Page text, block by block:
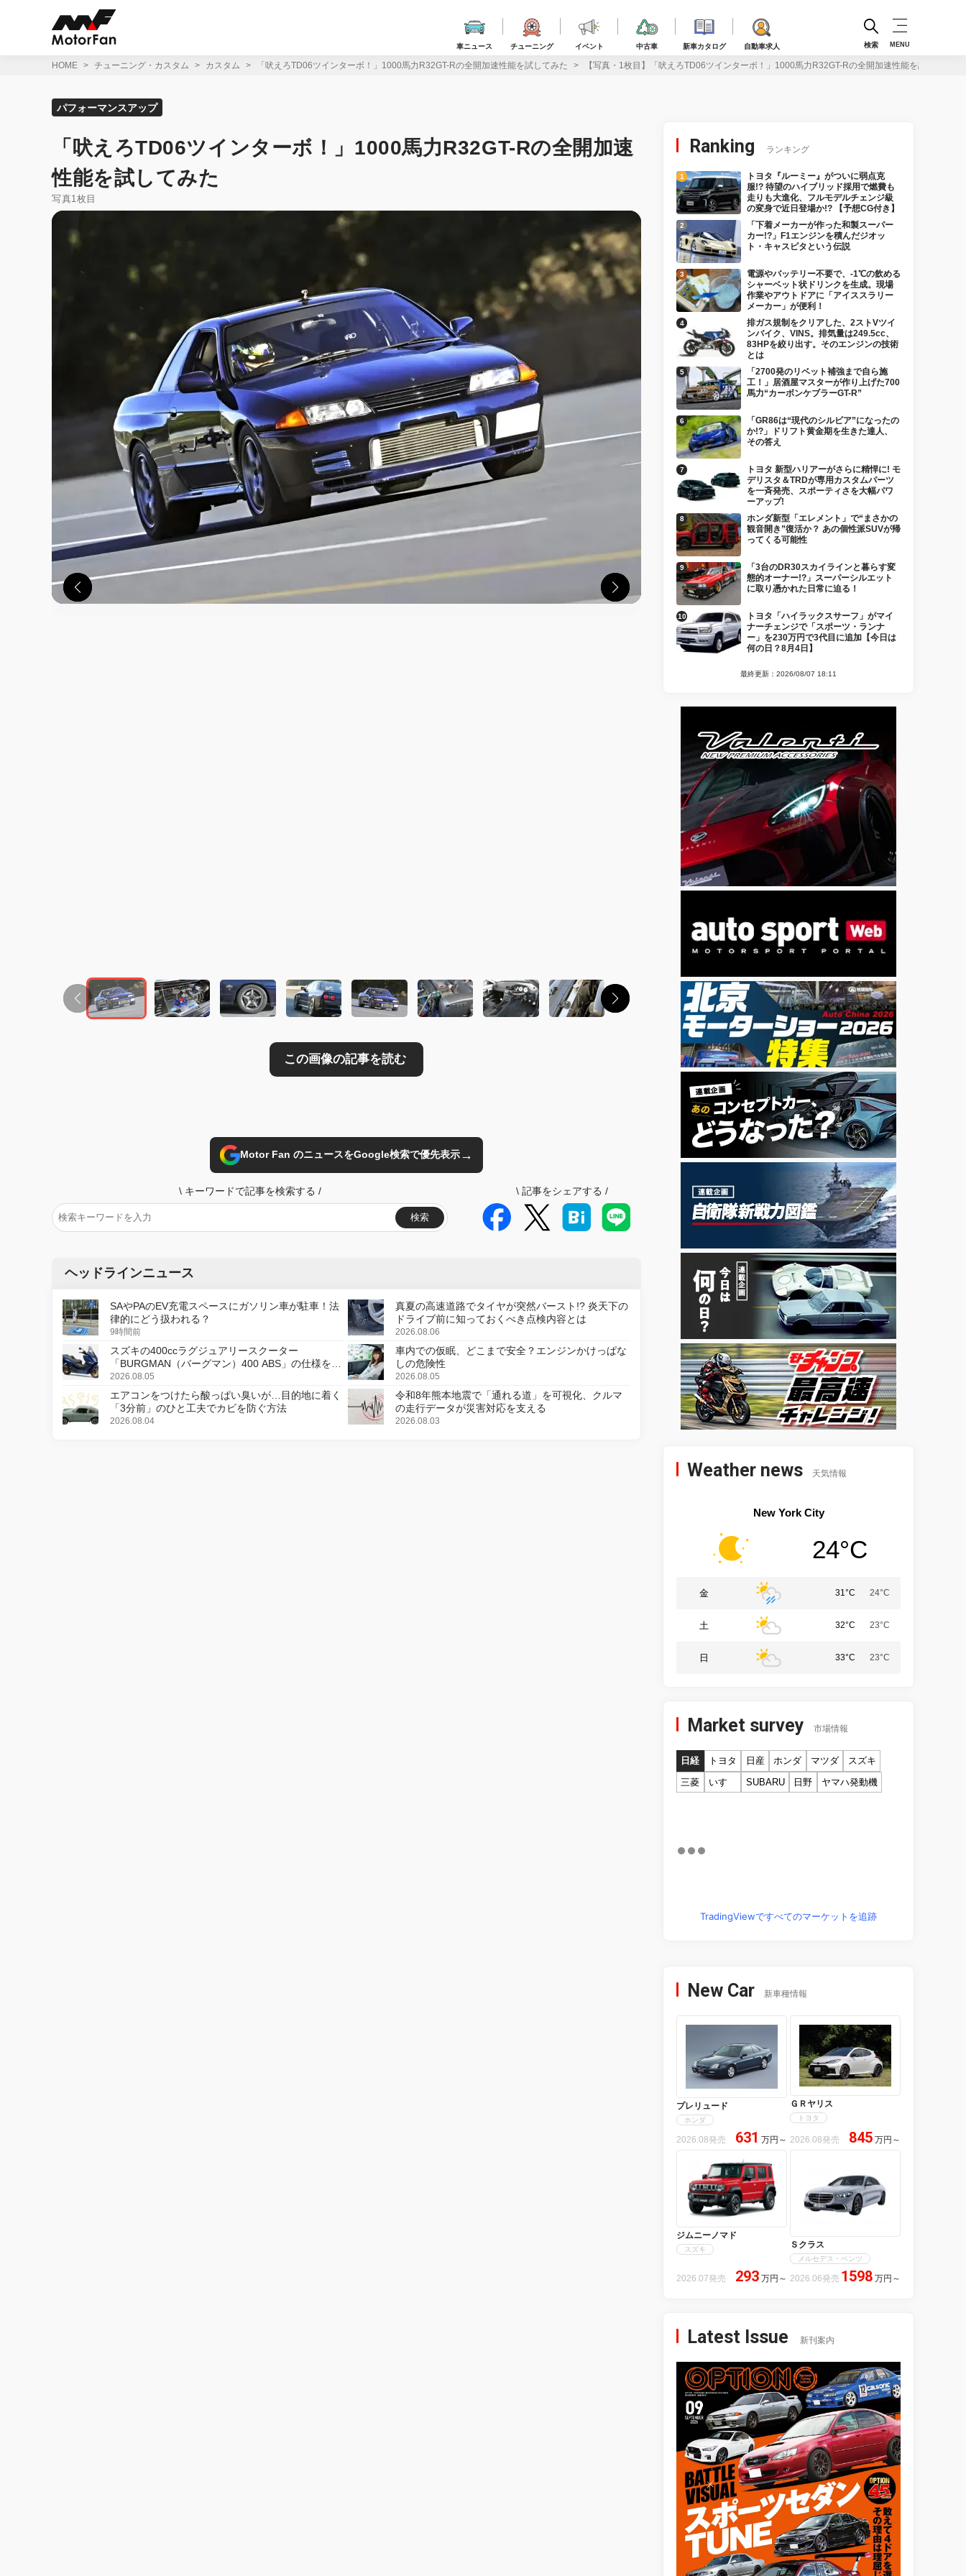
車ニュース チューニング イベント 中古車 新車カタログ 自動車求人 検索 MENU
HOME チューニング・カスタム カスタム 「吠えろTD06ツインターボ！」1000馬力R32GT-Rの全開加速性能を試してみた 【写真・1枚目】「吠えろTD06ツインターボ！」1000馬力R32GT-Rの全開加速性能を試してみた
パフォーマンスアップ
「吠えろTD06ツインターボ！」1000馬力R32GT-Rの全開加速
性能を試してみた
写真1枚目
Motor Fan のニュースをGoogle検索で優先表示→
\ キーワードで記事を検索する /
検索
\ 記事をシェアする /
ヘッドラインニュース
SAやPAのEV充電スペースにガソリン車が駐車！法
律的にどう扱われる？
9時間前
真夏の高速道路でタイヤが突然バースト!? 炎天下の
ドライブ前に知っておくべき点検内容とは
2026.08.06
スズキの400ccラグジュアリースクーター
「BURGMAN（バーグマン）400 ABS」の仕様を変
更し、8月18日に発売
2026.08.05
車内での仮眠、どこまで安全？エンジンかけっぱな
しの危険性
2026.08.05
エアコンをつけたら酸っぱい臭いが…目的地に着く
「3分前」のひと工夫でカビを防ぐ方法
2026.08.04
令和8年熊本地震で「通れる道」を可視化、クルマ
の走行データが災害対応を支える
2026.08.03
Ranking ランキング
トヨタ『ルーミー』がついに弱点克
服!? 待望のハイブリッド採用で燃費も
走りも大進化、フルモデルチェンジ級
の変身で近日登場か!? 【予想CG付き】
「下着メーカーが作った和製スーパー
カー!?」F1エンジンを積んだジオッ
ト・キャスピタという伝説
電源やバッテリー不要で、-1℃の飲める
シャーベット状ドリンクを生成。現場
作業やアウトドアに「アイススラリー
メーカー」が便利！
排ガス規制をクリアした、2ストVツイ
ンバイク、VINS。排気量は249.5cc、
83HPを絞り出す。そのエンジンの技術
とは
「2700発のリベット補強まで自ら施
工！」居酒屋マスターが作り上げた700
馬力“カーボンケブラーGT-R”
「GR86は“現代のシルビア”になったの
か!?」ドリフト黄金期を生きた達人、
その答え
トヨタ 新型ハリアーがさらに精悍に! モ
デリスタ＆TRDが専用カスタムパーツ
を一斉発売、スポーティさを大幅パワ
ーアップ!
ホンダ新型「エレメント」で“まさかの
観音開き”復活か？ あの個性派SUVが帰
ってくる可能性
「3台のDR30スカイラインと暮らす変
態的オーナー!?」スーパーシルエット
に取り憑かれた日常に迫る！
トヨタ「ハイラックスサーフ」がマイ
ナーチェンジで「スポーツ・ランナ
ー」を230万円で3代目に追加【今日は
何の日？8月4日】
最終更新：2026/08/07 18:11
Weather news 天気情報
New York City
24°C
金 31°C 24°C
土 32°C 23°C
日 33°C 23°C
Market survey 市場情報
日経 トヨタ 日産 ホンダ マツダ
スズキ
三菱
いすゞ SUBARU 日野 ヤマハ発動機
TradingViewですべてのマーケットを追跡
New Car 新車種情報
プレリュード
ホンダ
2026.08発売 631 万円 ～
ＧＲヤリス
トヨタ
2026.08発売 845 万円 ～
ジムニーノマド
スズキ
2026.07発売 293 万円 ～
Ｓクラス
メルセデス・ベンツ
2026.06発売 1598 万円 ～
Latest Issue 新刊案内